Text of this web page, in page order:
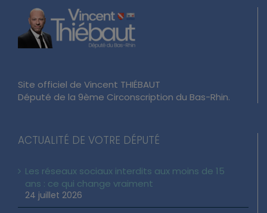
Site officiel de Vincent THIÉBAUT
Député de la 9ème Circonscription du Bas-Rhin.
ACTUALITÉ DE VOTRE DÉPUTÉ
Les réseaux sociaux interdits aux moins de 15
ans : ce qui change vraiment
24 juillet 2026